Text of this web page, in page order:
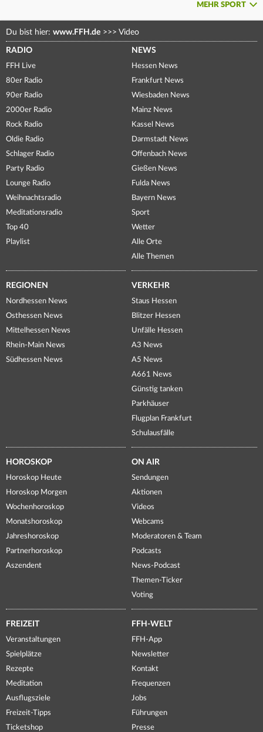
MEHR SPORT
Du bist hier: www.FFH.de >>> Video
RADIO
FFH Live
80er Radio
90er Radio
2000er Radio
Rock Radio
Oldie Radio
Schlager Radio
Party Radio
Lounge Radio
Weihnachtsradio
Meditationsradio
Top 40
Playlist
NEWS
Hessen News
Frankfurt News
Wiesbaden News
Mainz News
Kassel News
Darmstadt News
Offenbach News
Gießen News
Fulda News
Bayern News
Sport
Wetter
Alle Orte
Alle Themen
REGIONEN
Nordhessen News
Osthessen News
Mittelhessen News
Rhein-Main News
Südhessen News
VERKEHR
Staus Hessen
Blitzer Hessen
Unfälle Hessen
A3 News
A5 News
A661 News
Günstig tanken
Parkhäuser
Flugplan Frankfurt
Schulausfälle
HOROSKOP
Horoskop Heute
Horoskop Morgen
Wochenhoroskop
Monatshoroskop
Jahreshoroskop
Partnerhoroskop
Aszendent
ON AIR
Sendungen
Aktionen
Videos
Webcams
Moderatoren & Team
Podcasts
News-Podcast
Themen-Ticker
Voting
FREIZEIT
Veranstaltungen
Spielplätze
Rezepte
Meditation
Ausflugsziele
Freizeit-Tipps
Ticketshop
FFH-WELT
FFH-App
Newsletter
Kontakt
Frequenzen
Jobs
Führungen
Presse